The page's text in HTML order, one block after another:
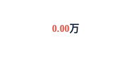
0.00万